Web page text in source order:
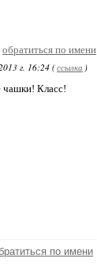
обратиться по имени
г. 16:24 (ссылка )
чашки! Класс!
по имени